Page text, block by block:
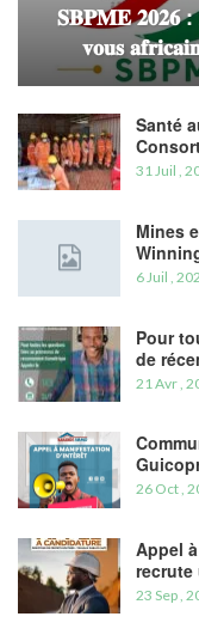
𝐒𝐁𝐏𝐌𝐄 𝟐𝟎𝟐𝟔 :
𝐯𝐨𝐮𝐬
Santé
31 Juil ,
Mines
6 Juil ,
Pour
de
21 Avr ,
26 Oct ,
Appel
recrute
23 Sep ,